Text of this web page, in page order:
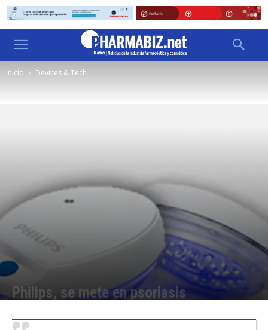
Inicio Devices & Tech
Philips, se mete en psoriasis